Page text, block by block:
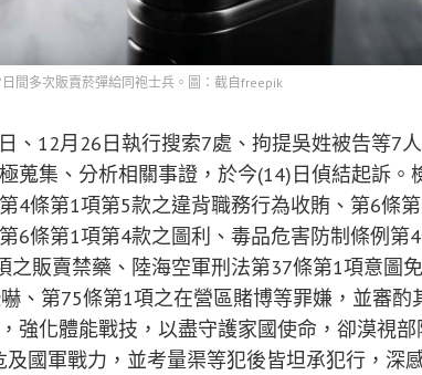
間多次販賣菸彈給同袍士兵。圖：截自freepik
、12月26日執行搜索7處、拘提吳姓被告等7
蒐集、分析相關事證，於今(14)日偵結起訴。
4條第1項第5款之違背職務行為收賄、第6條
6條第1項第4款之圖利、毒品危害防制條例第
販賣禁藥、陸海空軍刑法第37條第1項意圖
、第75條第1項之在營區賭博等罪嫌，並審酌
強化體能戰技，以盡守護家國使命，卻漠視部
國軍戰力，並考量渠等犯後皆坦承犯行，深